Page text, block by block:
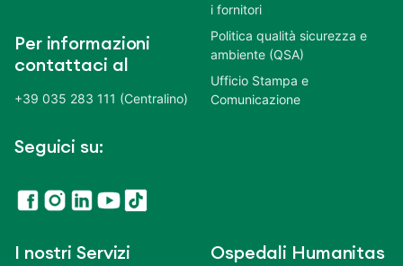
Per informazioni
contattaci al
+39 035 283 111 (Centralino)
Seguici su:
i fornitori
Politica qualità sicurezza e
ambiente (QSA)
Ufficio Stampa e
Comunicazione
I nostri Servizi Ospedali Humanitas